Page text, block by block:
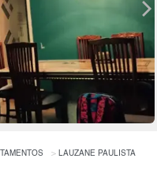
LAUZANE PAULISTA